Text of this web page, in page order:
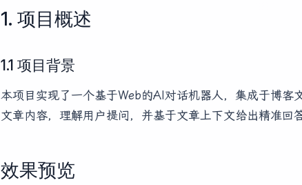
1. 项目概述
1.1 项目背景
本项目实现了一个基于Web的AI对话机器人，集成于博
文章内容，理解用户提问，并基于文章上下文给出精准回答
效果预览